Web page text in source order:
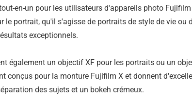
en-un pour les utilisateurs d'appareils photo Fujifilm
portrait, qu'il s'agisse de portraits de style de vie ou
exceptionnels.
également un objectif XF pour les portraits ou un
conçus pour la monture Fujifilm X et donnent
des sujets et un bokeh crémeux.